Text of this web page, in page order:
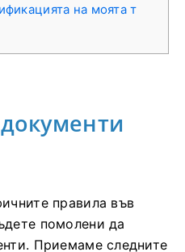
на моята т
правила във
помолени да
Приемаме следните